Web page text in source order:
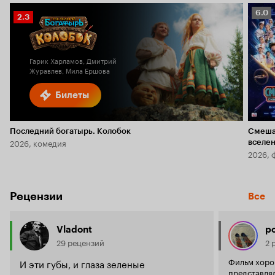
Билеты
Рейтинг
Кинопоиска
2.3
Гарик Харламов, Дмитрий
Журавлев, Мила Ершова
Последний богатырь. Колобок
2026, комедия
6.0
6.0
2026,
Рецензии Все
Vladont
29 рецензий
И эти губы, и глаза зеленые
2
Фильм